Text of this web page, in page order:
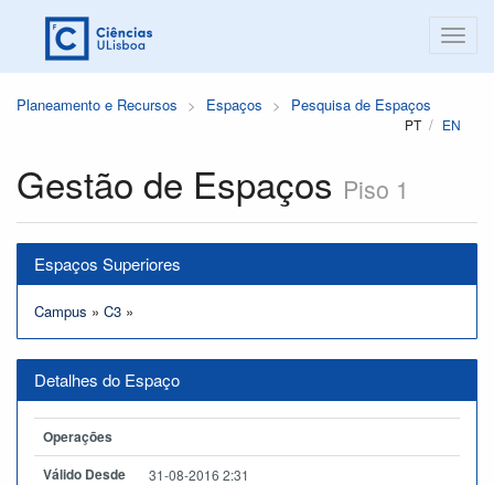
Planeamento e Recursos Espaços Pesquisa de Espaços
PT EN
Gestão de Espaços Piso 1
Espaços Superiores
Campus » C3 »
Detalhes do Espaço
Operações
Válido Desde
31-08-2016 2:31